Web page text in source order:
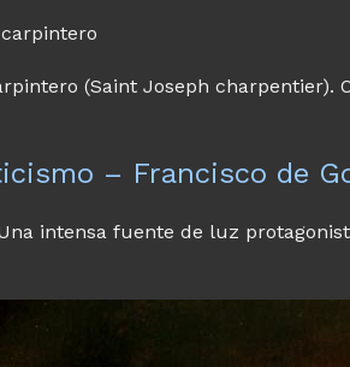
(Saint Joseph charpentier).
– Francisco de
intensa fuente de luz